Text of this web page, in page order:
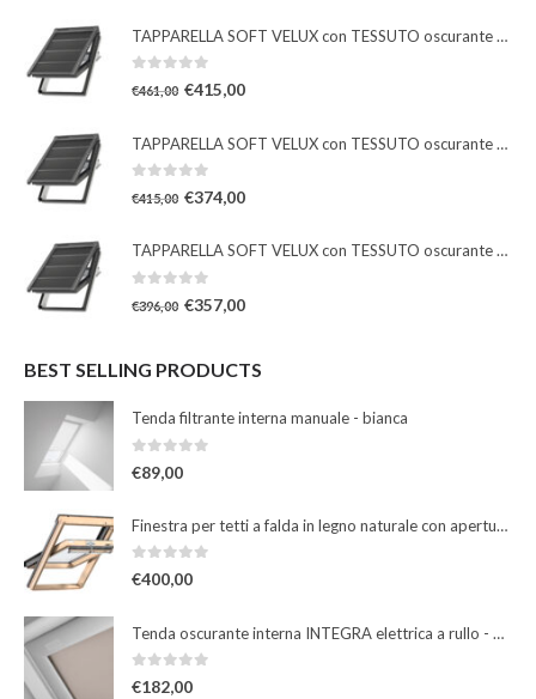
TAPPARELLA SOFT VELUX con TESSUTO oscurante solare
€461,00 €415,00
TAPPARELLA SOFT VELUX con TESSUTO oscurante solare
€415,00 €374,00
TAPPARELLA SOFT VELUX con TESSUTO oscurante solare
€396,00 €357,00
BEST SELLING PRODUCTS
Tenda filtrante interna manuale - bianca
€89,00
Finestra per tetti a falda in legno naturale con apertura a bilico manuale
0Su 5
€400,00
Tenda oscurante interna INTEGRA elettrica a rullo - beige
0Su 5
€182,00